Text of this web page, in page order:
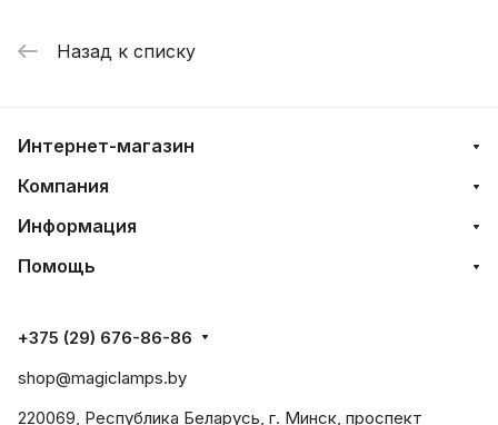
Назад к списку
Интернет-магазин
Компания
Информация
Помощь
+375 (29) 676-86-86
shop@magiclamps.by
220069, Республика Беларусь, г. Минск, проспект